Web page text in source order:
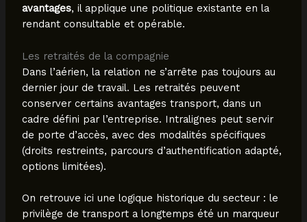
avantages, il applique une politique existante en la
rendant consultable et opérable.
Les retraités de la compagnie
Dans l’aérien, la relation ne s’arrête pas toujours au
dernier jour de travail. Les retraités peuvent
conserver certains avantages transport, dans un
cadre défini par l’entreprise. Intralignes peut servir
de porte d’accès, avec des modalités spécifiques
(droits restreints, parcours d’authentification adapté,
options limitées).
On retrouve ici une logique historique du secteur : le
privilège de transport a longtemps été un marqueur